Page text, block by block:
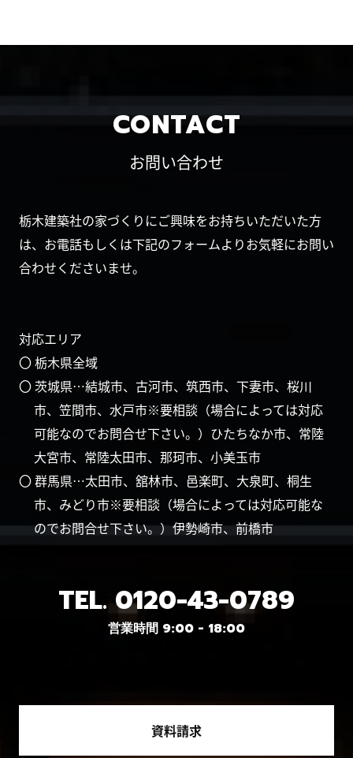
CONTACT
お問い合わせ
栃木建築社の家づくりにご興味をお持ちいただいた方
は、お電話もしくは下記のフォームよりお気軽にお問い
合わせくださいませ。
対応エリア
〇 栃木県全域
〇 茨城県…結城市、古河市、筑西市、下妻市、桜川
市、笠間市、水戸市※要相談（場合によっては対応
可能なのでお問合せ下さい。）ひたちなか市、常陸
大宮市、常陸太田市、那珂市、小美玉市
〇 群馬県…太田市、舘林市、邑楽町、大泉町、桐生
市、みどり市※要相談（場合によっては対応可能な
のでお問合せ下さい。）伊勢崎市、前橋市
TEL. 0120-43-0789
営業時間 9:00 - 18:00
資料請求